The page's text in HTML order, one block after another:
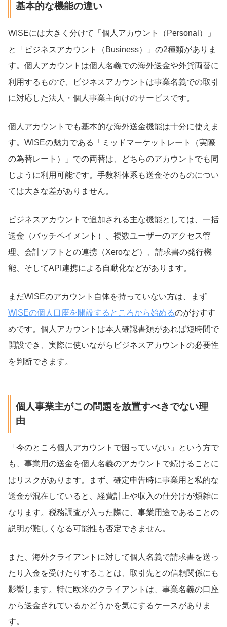
基本的な機能の違い
WISEには大きく分けて「個人アカウント（Personal）」
と「ビジネスアカウント（Business）」の2種類がありま
す。個人アカウントは個人名義での海外送金や外貨両替に
利用するもので、ビジネスアカウントは事業名義での取引
に対応した法人・個人事業主向けのサービスです。
個人アカウントでも基本的な海外送金機能は十分に使えま
す。WISEの魅力である「ミッドマーケットレート（実際
の為替レート）」での両替は、どちらのアカウントでも同
じように利用可能です。手数料体系も送金そのものについ
ては大きな差がありません。
ビジネスアカウントで追加される主な機能としては、一括
送金（バッチペイメント）、複数ユーザーのアクセス管
理、会計ソフトとの連携（Xeroなど）、請求書の発行機
能、そしてAPI連携による自動化などがあります。
まだWISEのアカウント自体を持っていない方は、まず
WISEの個人口座を開設するところから始めるのがおすす
めです。個人アカウントは本人確認書類があれば短時間で
開設でき、実際に使いながらビジネスアカウントの必要性
を判断できます。
個人事業主がこの問題を放置すべきでない理
由
「今のところ個人アカウントで困っていない」という方で
も、事業用の送金を個人名義のアカウントで続けることに
はリスクがあります。まず、確定申告時に事業用と私的な
送金が混在していると、経費計上や収入の仕分けが煩雑に
なります。税務調査が入った際に、事業用途であることの
説明が難しくなる可能性も否定できません。
また、海外クライアントに対して個人名義で請求書を送っ
たり入金を受けたりすることは、取引先との信頼関係にも
影響します。特に欧米のクライアントは、事業名義の口座
から送金されているかどうかを気にするケースがありま
す。